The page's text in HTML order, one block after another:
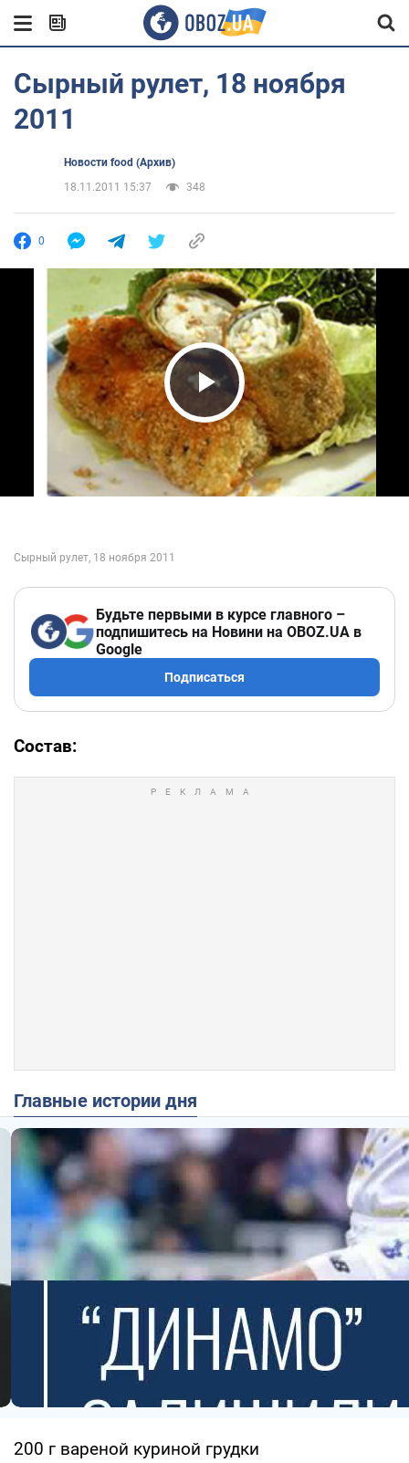
Сырный рулет, 18 ноября
2011
Новости food (Архив)
18.11.2011 15:37
348
0
Play Video
Будьте первыми в курсе главного –
подпишитесь на Новини на OBOZ.UA в
Google
Подписаться
Состав:
Главные истории дня
200 г вареной куриной грудки